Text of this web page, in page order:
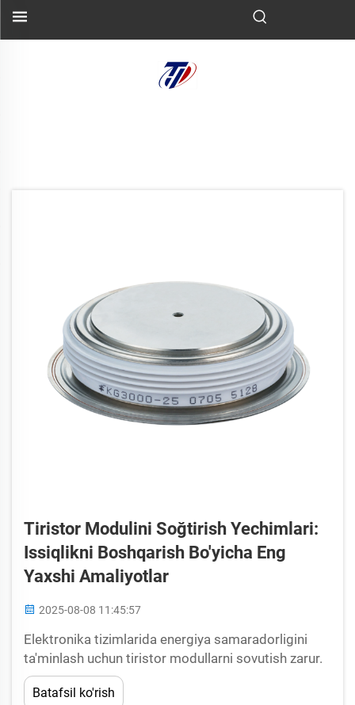
Tiristor Modulini Soğtirish Yechimlari:
Issiqlikni Boshqarish Bo'yicha Eng
Yaxshi Amaliyotlar
2025-08-08 11:45:57
Elektronika tizimlarida energiya samaradorligini
ta'minlash uchun tiristor modullarni sovutish zarur.
Yarimo'tkazgichli qurilmalar quvvati va zichligi oshib
borishiga qarab...
Batafsil ko'rish